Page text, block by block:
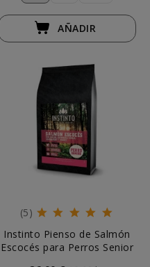
AÑADIR
(5)
Instinto Pienso de Salmón
Escocés para Perros Senior